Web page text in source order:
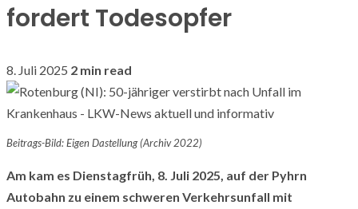
fordert Todesopfer
8. Juli 2025 2 min read
Beitrags-Bild: Eigen Dastellung (Archiv 2022)
Am kam es Dienstagfrüh, 8. Juli 2025, auf der Pyhrn
Autobahn zu einem schweren Verkehrsunfall mit